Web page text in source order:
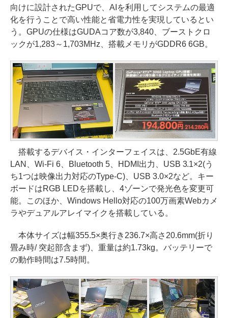
向けに設計されたGPUで、AIを利用してシステムの最適
化を行うことで高い性能と省電力性を実現しているとい
う。GPUの仕様はGUDAコア数が3,840、ブーストクロ
ックが1,283～1,703MHz、搭載メモリがGDDR6 6GB。
搭載するデバイス・インターフェイスは、2.5GbE有線
LAN、Wi-Fi 6、Bluetooth 5、HDMI出力、USB 3.1×2(う
ち1つは映像出力対応のType-C)、USB 3.0×2など。キー
ボードはRGB LEDを搭載し、4ゾーンで発光色を変更可
能。このほか、Windows Hello対応の100万画素Webカメ
ラやデュアルアレイマイクを搭載している。
本体サイズは幅355.5×奥行き236.7×高さ20.6mm(折り
畳み時/ 突起部含まず)、重量は約1.73kg。バッテリーで
の動作時間は7.5時間。